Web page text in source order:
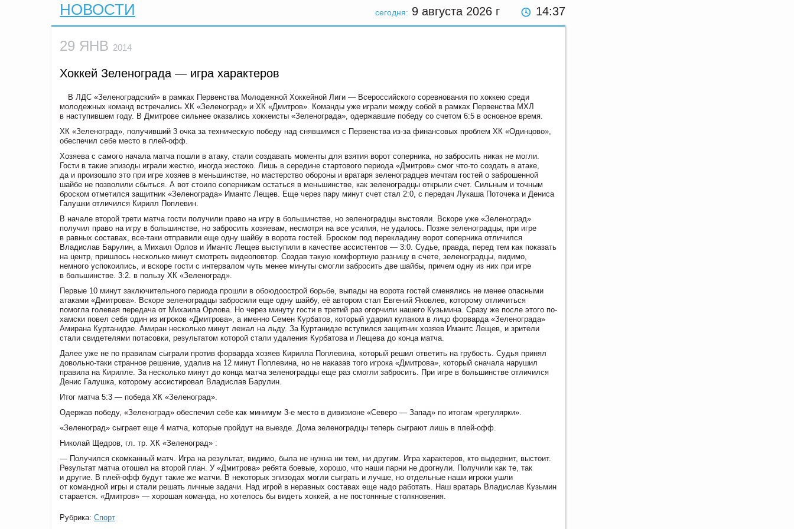
сегодня: 9 августа 2026 г 14:37
НОВОСТИ
29 ЯНВ 2014
Хоккей Зеленограда — игра характеров
В ЛДС «Зеленоградский» в рамках Первенства Молодежной Хоккейной Лиги — Всероссийского соревнования по хоккею среди
молодежных команд встречались ХК «Зеленоград» и ХК «Дмитров». Команды уже играли между собой в рамках Первенства МХЛ
в наступившем году. В Дмитрове сильнее оказались хоккеисты «Зеленограда», одержавшие победу со счетом 6:5 в основное время.
ХК «Зеленоград», получивший 3 очка за техническую победу над снявшимся с Первенства из-зафинансовых проблем ХК «Одинцово»,
обеспечил себе место в плей-офф.
Хозяева с самого начала матча пошли в атаку, стали создавать моменты для взятия ворот соперника, но забросить никак не могли.
Гости в такие эпизоды играли жестко, иногда жестоко. Лишь в середине стартового периода «Дмитров» смог что-то создать в атаке,
да и произошло это при игре хозяев в меньшинстве, но мастерство обороны и вратаря зеленоградцев мечтам гостей о заброшенной
шайбе не позволили сбыться. А вот стоило соперникам остаться в меньшинстве, как зеленоградцы открыли счет. Сильным и точным
броском отметился защитник «Зеленограда» Имантс Лещев. Еще через пару минут счет стал 2:0, с передач Лукаша Поточека и Дениса
Галушки отличился Кирилл Поплевин.
В начале второй трети матча гости получили право на игру в большинстве, но зеленоградцы выстояли. Вскоре уже «Зеленоград»
получил право на игру в большинстве, но забросить хозяевам, несмотря на все усилия, не удалось. Позже зеленоградцы, при игре
в равных составах, все-таки отправили еще одну шайбу в ворота гостей. Броском под перекладину ворот соперника отличился
Владислав Барулин, а Михаил Орлов и Имантс Лещев выступили в качестве ассистентов — 3:0. Судье, правда, перед тем как показать
на центр, пришлось несколько минут смотреть видеоповтор. Создав такую комфортную разницу в счете, зеленоградцы, видимо,
немного успокоились, и вскоре гости с интервалом чуть менее минуты смогли забросить две шайбы, причем одну из них при игре
в большинстве. 3:2. в пользу ХК «Зеленоград».
Первые 10 минут заключительного периода прошли в обоюдоострой борьбе, выпады на ворота гостей сменялись не менее опасными
атаками «Дмитрова». Вскоре зеленоградцы забросили еще одну шайбу, её автором стал Евгений Яковлев, которому отличиться
помогла голевая передача от Михаила Орлова. Но через минуту гости в третий раз огорчили нашего Кузьмина. Сразу же после этого по-
хамски повел себя один из игроков «Дмитрова», а именно Семен Курбатов, который ударил кулаком в лицо форварда «Зеленограда»
Амирана Куртанидзе. Амиран несколько минут лежал на льду. За Куртанидзе вступился защитник хозяев Имантс Лещев, и зрители
стали свидетелями потасовки, результатом которой стали удаления Курбатова и Лещева до конца матча.
Далее уже не по правилам сыграли против форварда хозяев Кирилла Поплевина, который решил ответить на грубость. Судья принял
довольно-таки странное решение, удалив на 12 минут Поплевина, но не наказав того игрока «Дмитрова», который сначала нарушил
правила на Кирилле. За несколько минут до конца матча зеленоградцы еще раз смогли забросить. При игре в большинстве отличился
Денис Галушка, которому ассистировал Владислав Барулин.
Итог матча 5:3 — победа ХК «Зеленоград».
Одержав победу, «Зеленоград» обеспечил себе как минимум 3-е место в дивизионе «Северо — Запад» по итогам «регулярки».
«Зеленоград» сыграет еще 4 матча, которые пройдут на выезде. Дома зеленоградцы теперь сыграют лишь в плей-офф.
Николай Щедров, гл. тр. ХК «Зеленоград» :
— Получился скомканный матч. Игра на результат, видимо, была не нужна ни тем, ни другим. Игра характеров, кто выдержит, выстоит.
Результат матча отошел на второй план. У «Дмитрова» ребята боевые, хорошо, что наши парни не дрогнули. Получили как те, так
и другие. В плей-офф будут такие же матчи. В некоторых эпизодах могли сыграть и лучше, но отдельные наши игроки ушли
от командной игры и стали решать личные задачи. Над игрой в неравных составах еще надо работать. Наш вратарь Владислав Кузьмин
старается. «Дмитров» — хорошая команда, но хотелось бы видеть хоккей, а не постоянные столкновения.
Рубрика: Спорт